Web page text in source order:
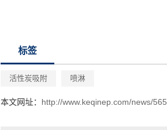
标签
活性炭吸附 喷淋
本文网址： http://www.keqinep.com/news/